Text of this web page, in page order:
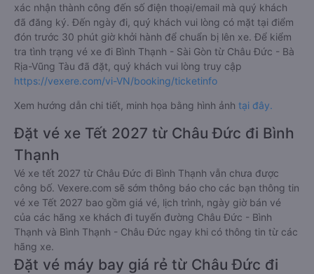
xác nhận thành công đến số điện thoại/email mà quý khách
đã đăng ký. Đến ngày đi, quý khách vui lòng có mặt tại điểm
đón trước 30 phút giờ khởi hành để chuẩn bị lên xe. Để kiểm
tra tình trạng vé xe đi Bình Thạnh - Sài Gòn từ Châu Đức - Bà
Rịa-Vũng Tàu đã đặt, quý khách vui lòng truy cập
https://vexere.com/vi-VN/booking/ticketinfo
Xem hướng dẫn chi tiết, minh họa bằng hình ảnh tại đây.
Đặt vé xe Tết 2027 từ Châu Đức đi Bình
Thạnh
Vé xe tết 2027 từ Châu Đức đi Bình Thạnh vẫn chưa được
công bố. Vexere.com sẽ sớm thông báo cho các bạn thông tin
vé xe Tết 2027 bao gồm giá vé, lịch trình, ngày giờ bán vé
của các hãng xe khách đi tuyến đường Châu Đức - Bình
Thạnh và Bình Thạnh - Châu Đức ngay khi có thông tin từ các
hãng xe.
Đặt vé máy bay giá rẻ từ Châu Đức đi